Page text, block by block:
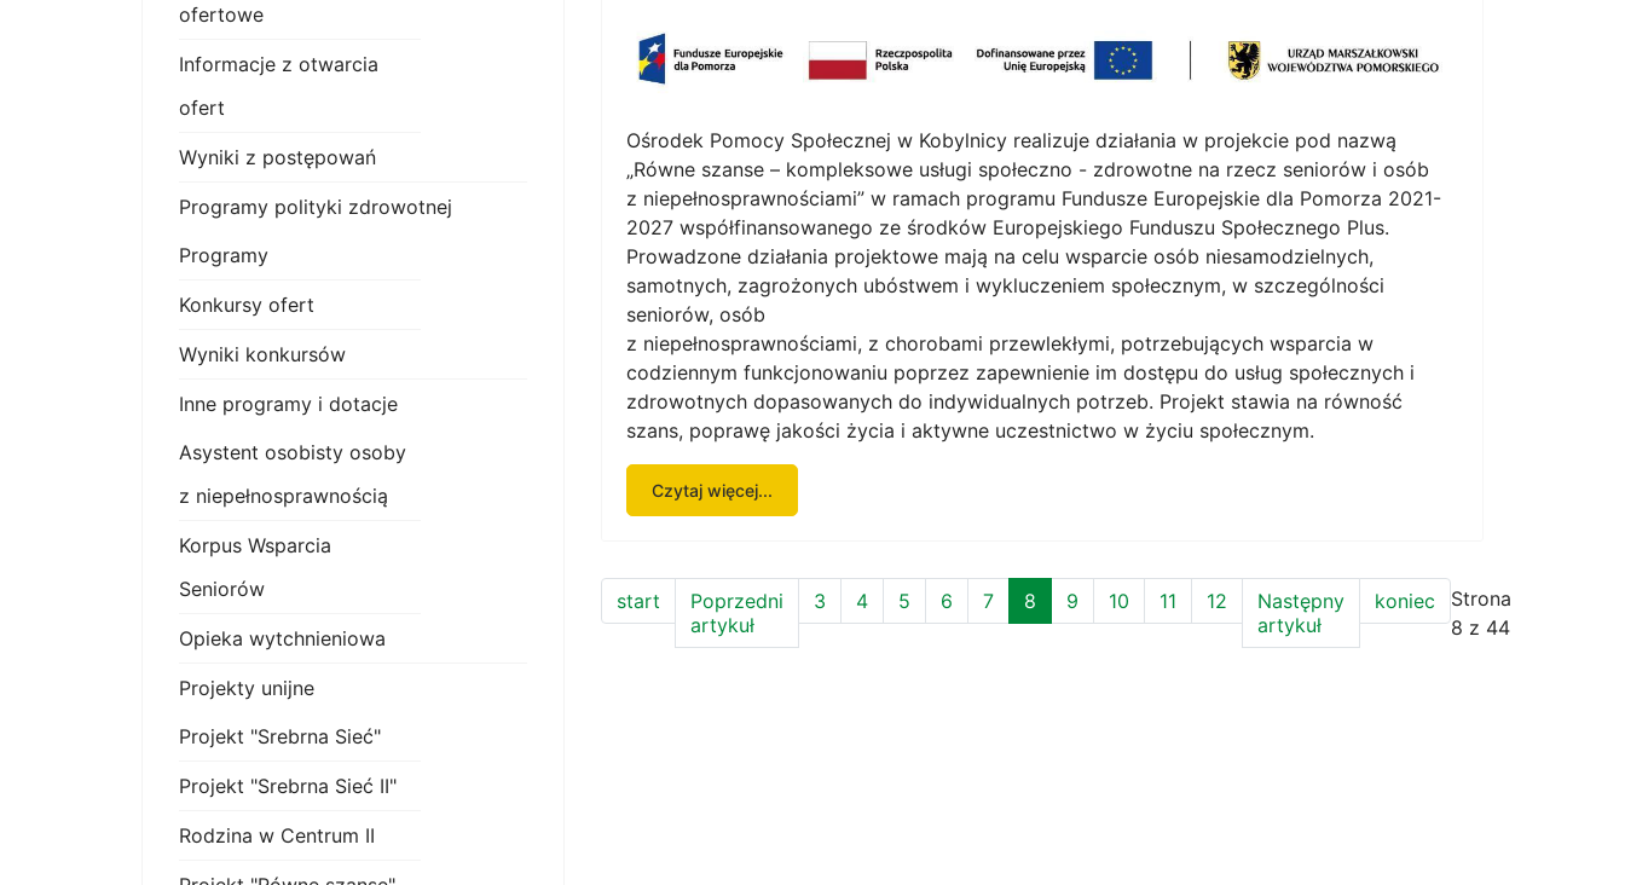
ofertowe
Informacje z otwarcia
ofert
Wyniki z postępowań
Programy polityki zdrowotnej
Programy
Konkursy ofert
Wyniki konkursów
Inne programy i dotacje
Asystent osobisty osoby
z niepełnosprawnością
Korpus Wsparcia
Seniorów
Opieka wytchnieniowa
Projekty unijne
Projekt "Srebrna Sieć"
Projekt "Srebrna Sieć II"
Rodzina w Centrum II
Ośrodek Pomocy Społecznej w Kobylnicy realizuje działania w projekcie pod nazwą
„Równe szanse – kompleksowe usługi społeczno - zdrowotne na rzecz seniorów i osób
z niepełnosprawnościami” w ramach programu Fundusze Europejskie dla Pomorza 2021-
2027 współfinansowanego ze środków Europejskiego Funduszu Społecznego Plus.
Prowadzone działania projektowe mają na celu wsparcie osób niesamodzielnych,
samotnych, zagrożonych ubóstwem i wykluczeniem społecznym, w szczególności
seniorów, osób
z niepełnosprawnościami, z chorobami przewlekłymi, potrzebujących wsparcia w
codziennym funkcjonowaniu poprzez zapewnienie im dostępu do usług społecznych i
zdrowotnych dopasowanych do indywidualnych potrzeb. Projekt stawia na równość
szans, poprawę jakości życia i aktywne uczestnictwo w życiu społecznym.
Czytaj więcej...
start
Poprzedni
artykuł
3 4 5 6 7 8 9 10 11 12
Następny
artykuł
koniec
Strona
8 z 44